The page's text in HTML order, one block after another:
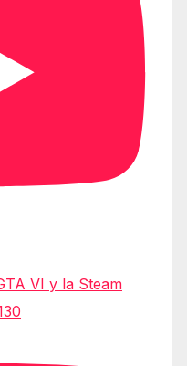
VI y la Steam